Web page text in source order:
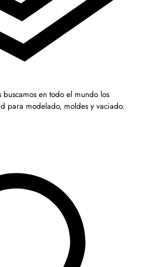
en todo el mundo los
para modelado, moldes y vaciado.